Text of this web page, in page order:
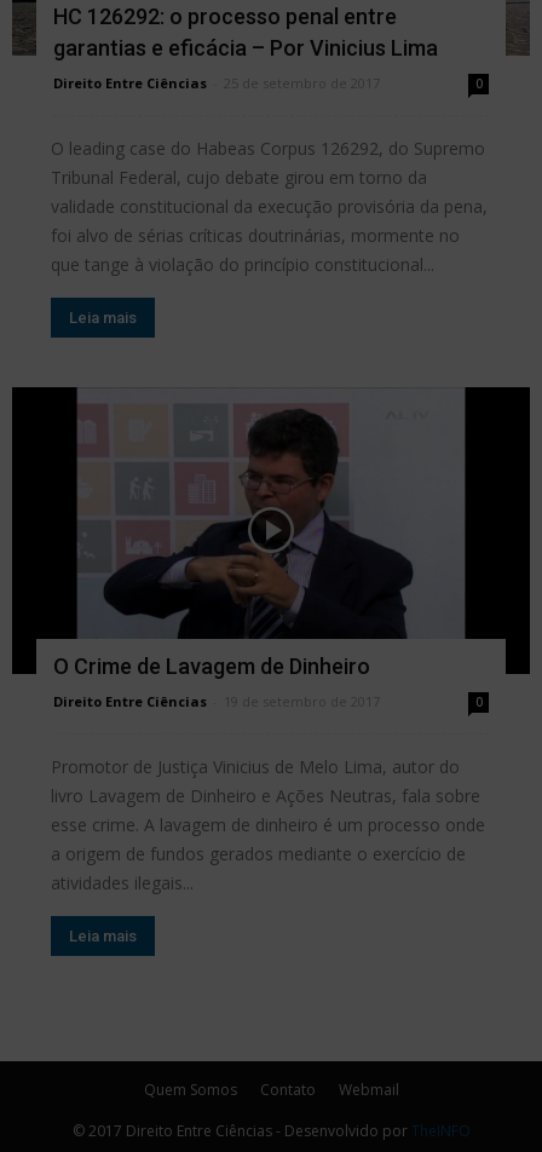
HC 126292: o processo penal entre
garantias e eficácia – Por Vinicius Lima
Direito Entre Ciências 25 de setembro de 2017 0
O leading case do Habeas Corpus 126292, do Supremo
Tribunal Federal, cujo debate girou em torno da
validade constitucional da execução provisória da pena,
foi alvo de sérias críticas doutrinárias, mormente no
que tange à violação do princípio constitucional...
Leia mais
O Crime de Lavagem de Dinheiro
Direito Entre Ciências 19 de setembro de 2017 0
Promotor de Justiça Vinicius de Melo Lima, autor do
livro Lavagem de Dinheiro e Ações Neutras, fala sobre
esse crime. A lavagem de dinheiro é um processo onde
a origem de fundos gerados mediante o exercício de
atividades ilegais...
Leia mais
Quem Somos Contato
Webmail
© 2017 Direito Entre Ciências - Desenvolvido porTheINFO